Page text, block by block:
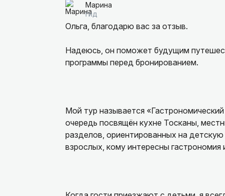
Марина
гид
Ольга, благодарю вас за отзыв.
Надеюсь, он поможет будущим
программы перед бронированием.
Мой тур называется
очередь посвящён кухне Тосканы,
разделов, ориентированных на
взрослых, кому интересны гастрономия